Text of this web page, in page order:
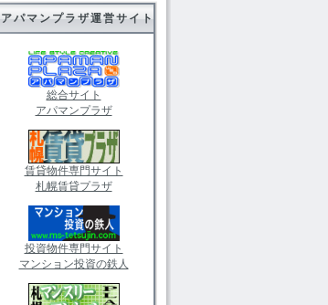
アパマンプラザ運営サイト
総合サイト
アパマンプラザ
賃貸物件専門サイト
札幌賃貸プラザ
投資物件専門サイト
マンション投資の鉄人